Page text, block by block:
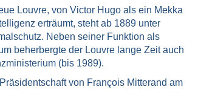
Louvre, von Victor Hugo als ein Mekka
erträumt, steht ab 1889 unter
Neben seiner Funktion als
beherbergte der Louvre lange Zeit auch
(bis 1989).
von François Mitterand am